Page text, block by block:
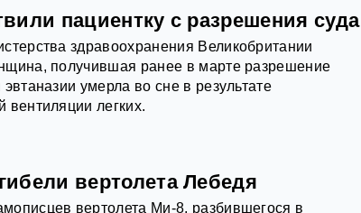
пациентку с разрешения суда
здравоохранения Великобритании
получившая ранее в марте разрешение
умерла во сне в результате
вентиляции легких.
вертолета Лебедя
вертолета Ми-8, разбившегося в